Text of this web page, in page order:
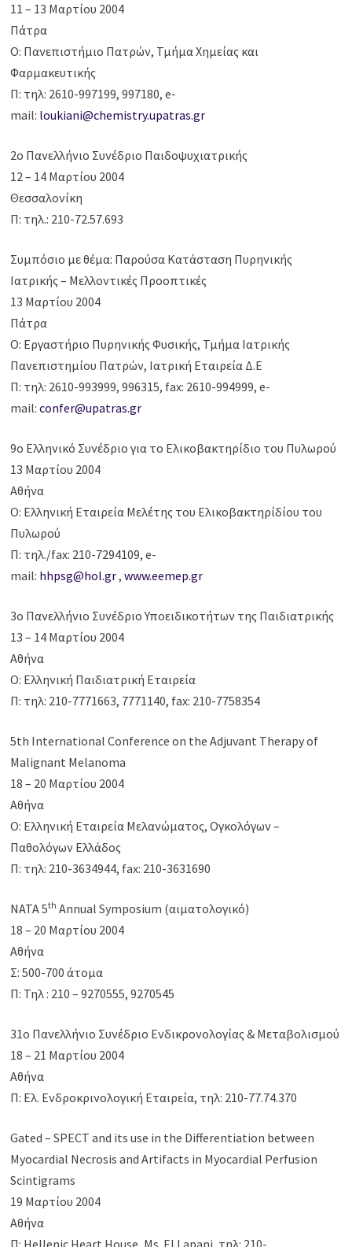
11 – 13 Μαρτίου 2004
Πάτρα
Ο: Πανεπιστήμιο Πατρών, Τμήμα Χημείας και
Φαρμακευτικής
Π: τηλ: 2610-997199, 997180, e-
mail: loukiani@chemistry.upatras.gr
2ο Πανελλήνιο Συνέδριο Παιδοψυχιατρικής
12 – 14 Μαρτίου 2004
Θεσσαλονίκη
Π: τηλ.: 210-72.57.693
Συμπόσιο με θέμα: Παρούσα Κατάσταση Πυρηνικής
Ιατρικής – Μελλοντικές Προοπτικές
13 Μαρτίου 2004
Πάτρα
Ο: Εργαστήριο Πυρηνικής Φυσικής, Τμήμα Ιατρικής
Πανεπιστημίου Πατρών, Ιατρική Εταιρεία Δ.Ε
Π: τηλ: 2610-993999, 996315, fax: 2610-994999, e-
mail:confer@upatras.gr
9ο Ελληνικό Συνέδριο για το Ελικοβακτηρίδιο του Πυλωρού
13 Μαρτίου 2004
Αθήνα
Ο: Ελληνική Εταιρεία Μελέτης του Ελικοβακτηρίδίου του
Πυλωρού
Π: τηλ./fax: 210-7294109, e-
mail: hhpsg@hol.gr,www.eemep.gr
3ο Πανελλήνιο Συνέδριο Υποειδικοτήτων της Παιδιατρικής
13 – 14 Μαρτίου 2004
Αθήνα
Ο: Ελληνική Παιδιατρική Εταιρεία
Π: τηλ: 210-7771663, 7771140, fax: 210-7758354
5th International Conference on the Adjuvant Therapy of
Malignant Melanoma
18 – 20 Μαρτίου 2004
Αθήνα
Ο: Ελληνική Εταιρεία Μελανώματος, Ογκολόγων –
Παθολόγων Ελλάδος
Π: τηλ: 210-3634944, fax: 210-3631690
NATA 5th Annual Symposium (αιματολογικό)
18 – 20 Μαρτίου 2004
Αθήνα
Σ: 500-700 άτομα
Π: Τηλ : 210 – 9270555, 9270545
31o Πανελλήνιο Συνέδριο Ενδικρονολογίας & Μεταβολισμού
18 – 21 Μαρτίου 2004
Αθήνα
Π: Ελ. Ενδροκρινολογική Εταιρεία, τηλ: 210-77.74.370
Gated – SPECT and its use in the Differentiation between
Myocardial Necrosis and Artifacts in Myocardial Perfusion
Scintigrams
19 Μαρτίου 2004
Αθήνα